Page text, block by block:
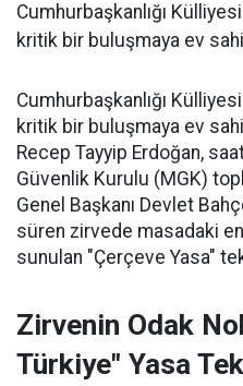
Cumhurbaşkanlığı
kritik bir buluşmaya ev
Cumhurbaşkanlığı
kritik bir buluşmaya ev
Recep Tayyip Erdoğan,
Güvenlik Kurulu (MGK)
Genel Başkanı Devlet
süren zirvede masadaki
sunulan "Çerçeve Yasa"
Zirvenin Odak
Türkiye" Yasa